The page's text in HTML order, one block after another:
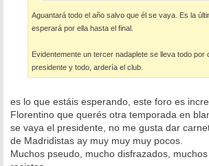
Aguantará todo el año salvo que él se vaya. Es la
esperará por ella hasta el final.
Evidentemente un tercer nadaplete se lleva todo por
presidente y todo, ardería el club.
es lo que estáis esperando, este foro es
Florentino que querés otra temporada en
se vaya el presidente, no me gusta dar
de Madridistas ay muy muy muy pocos.
Muchos pseudo, mucho disfrazados,